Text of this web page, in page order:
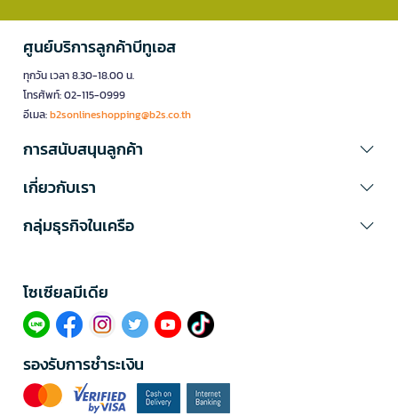
ศูนย์บริการลูกค้าบีทูเอส
ทุกวัน เวลา 8.30-18.00 น.
โทรศัพท์: 02-115-0999
อีเมล:b2sonlineshopping@b2s.co.th
การสนับสนุนลูกค้า
เกี่ยวกับเรา
กลุ่มธุรกิจในเครือ
โซเซียลมีเดีย​
รองรับการชำระเงิน